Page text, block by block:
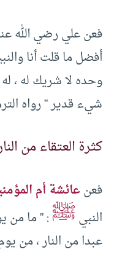
فعن علي رضي الله
أفضل ما قلت أنا
وحده لا شريك له ،
شيء قدير ” رواه
كثرة العتقاء من
فعنعائشة أم
النبيﷺ: ” ما من
عبدا من النار ، من يوم